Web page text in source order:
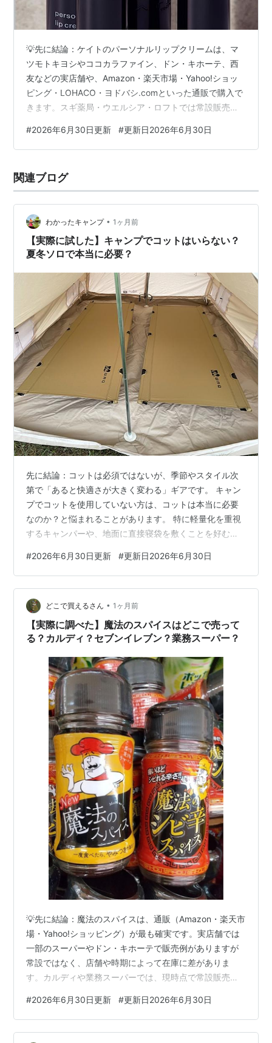
💡先に結論：ケイトのパーソナルリップクリームは、マ
ツモトキヨシやココカラファイン、ドン・キホーテ、西
友などの実店舗や、Amazon・楽天市場・Yahoo!ショッ
ピング・LOHACO・ヨドバシ.comといった通販で購入で
きます。スギ薬局・ウエルシア・ロフトでは常設販売の
ります。 ✍️このあと、ケイトのパーソナルリップクリー
ムがどこで売っているのか、見つかりにくい店舗はどこ
唇をうるおしてくれると人気の KATE（ケイト） パーソ
ナルリップクリーム。 塗る人の唇の温度や水分量によっ
#2026年6月30日更新 #更新日2026年6月30日
関連ブログ
わかったキャンプ • 1ヶ月前
【実際に試した】キャンプでコットはいらない？
夏冬ソロで本当に必要？
先に結論：コットは必須ではないが、季節やスタイル次
第で「あると快適さが大きく変わる」ギアです。 キャン
プでコットを使用していない方は、コットは本当に必要
なのか？と悩まれることがあります。 特に軽量化を重視
するキャンパーや、地面に直接寝袋を敷くことを好む方
今回は、キャンプでコットは必要か？それともいらない
のか？詳しく解説していきたいと思います。 キャンプで
コットはいらないキャンプスタイルとは？ 実体験｜我が
家が「キャンプでコットはいらない」と感じた場面 キャ
ンプでコットはいらないと言われる理由｜デメリットま
とめ 重量がある コストがかかる 組み…
#2026年6月30日更新 #更新日2026年6月30日
どこで買えるさん • 1ヶ月前
【実際に調べた】魔法のスパイスはどこで売って
る？カルディ？セブンイレブン？業務スーパー？
💡先に結論：魔法のスパイスは、通販（Amazon・楽天市
場・Yahoo!ショッピング）が最も確実です。実店舗では
一部のスーパーやドン・キホーテで販売例がありますが
常設ではなく、店舗や時期によって在庫に差がありま
す。カルディや業務スーパーでは、現時点で常設販売の
スが買える場所と、実店舗で探す際の注意点を詳しく紹
介します。 魔法のスパイスは料理好きな人やプロのシェ
フの間でも非常に人気がある調味料。 普段の料理に少し
#2026年6月30日更新 #更新日2026年6月30日